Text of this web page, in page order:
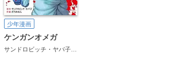
少年漫画
ケンガンオメガ